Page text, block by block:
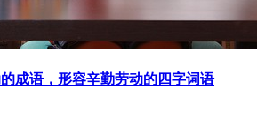
成语，形容辛勤劳动的四字词语